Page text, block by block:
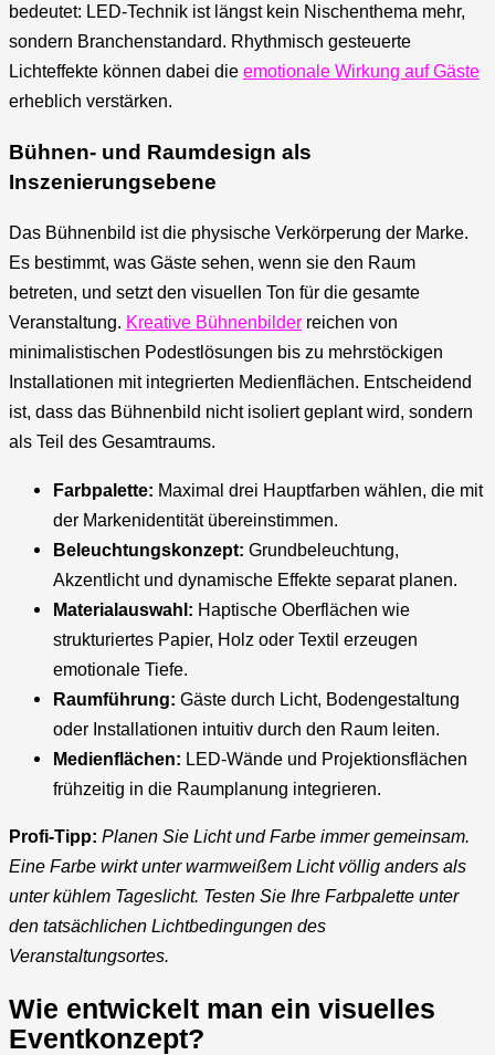
bedeutet: LED-Technik ist längst kein Nischenthema mehr,
sondern Branchenstandard. Rhythmisch gesteuerte
Lichteffekte können dabei die emotionale Wirkung auf Gäste
erheblich verstärken.
Bühnen- und Raumdesign als
Inszenierungsebene
Das Bühnenbild ist die physische Verkörperung der Marke.
Es bestimmt, was Gäste sehen, wenn sie den Raum
betreten, und setzt den visuellen Ton für die gesamte
Veranstaltung. Kreative Bühnenbilder reichen von
minimalistischen Podestlösungen bis zu mehrstöckigen
Installationen mit integrierten Medienflächen. Entscheidend
ist, dass das Bühnenbild nicht isoliert geplant wird, sondern
als Teil des Gesamtraums.
Farbpalette: Maximal drei Hauptfarben wählen, die mit
der Markenidentität übereinstimmen.
Beleuchtungskonzept: Grundbeleuchtung,
Akzentlicht und dynamische Effekte separat planen.
Materialauswahl: Haptische Oberflächen wie
strukturiertes Papier, Holz oder Textil erzeugen
emotionale Tiefe.
Raumführung: Gäste durch Licht, Bodengestaltung
oder Installationen intuitiv durch den Raum leiten.
Medienflächen: LED-Wände und Projektionsflächen
frühzeitig in die Raumplanung integrieren.
Profi-Tipp: Planen Sie Licht und Farbe immer gemeinsam.
Eine Farbe wirkt unter warmweißem Licht völlig anders als
unter kühlem Tageslicht. Testen Sie Ihre Farbpalette unter
den tatsächlichen Lichtbedingungen des
Veranstaltungsortes.
Wie entwickelt man ein visuelles
Eventkonzept?